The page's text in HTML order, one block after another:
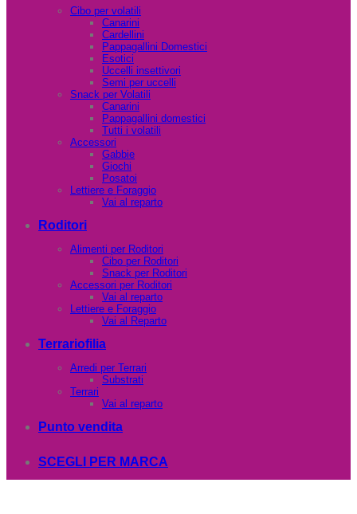
Cibo per volatili
Canarini
Cardellini
Pappagallini Domestici
Esotici
Uccelli insettivori
Semi per uccelli
Snack per Volatili
Canarini
Pappagallini domestici
Tutti i volatili
Accessori
Gabbie
Giochi
Posatoi
Lettiere e Foraggio
Vai al reparto
Roditori
Alimenti per Roditori
Cibo per Roditori
Snack per Roditori
Accessori per Roditori
Vai al reparto
Lettiere e Foraggio
Vai al Reparto
Terrariofilia
Arredi per Terrari
Substrati
Terrari
Vai al reparto
Punto vendita
SCEGLI PER MARCA